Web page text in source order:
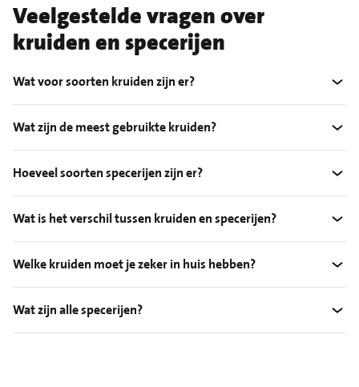
Veelgestelde vragen over
kruiden en specerijen
Wat voor soorten kruiden zijn er?
Wat zijn de meest gebruikte kruiden?
Hoeveel soorten specerijen zijn er?
Wat is het verschil tussen kruiden en specerijen?
Welke kruiden moet je zeker in huis hebben?
Wat zijn alle specerijen?